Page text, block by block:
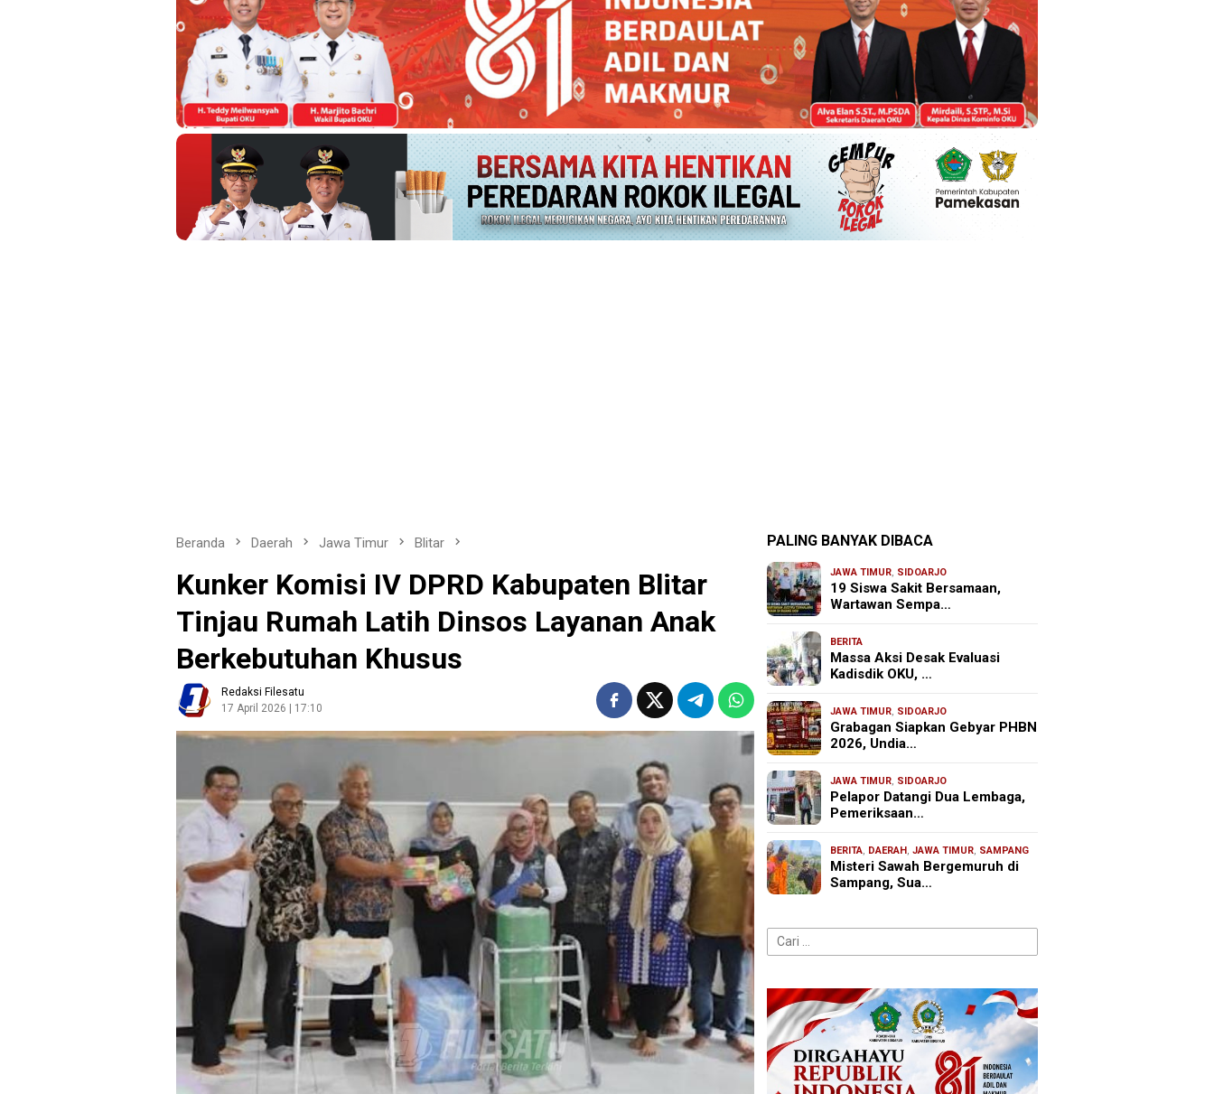
Beranda Daerah Jawa Timur Blitar
Kunker Komisi IV DPRD Kabupaten Blitar
Tinjau Rumah Latih Dinsos Layanan Anak
Berkebutuhan Khusus
Redaksi Filesatu
17 April 2026 | 17:10
PALING BANYAK DIBACA
JAWA TIMUR, SIDOARJO
19 Siswa Sakit Bersamaan,
Wartawan Sempa…
BERITA
Massa Aksi Desak Evaluasi
Kadisdik OKU, …
JAWA TIMUR, SIDOARJO
Grabagan Siapkan Gebyar PHBN
2026, Undia…
JAWA TIMUR, SIDOARJO
Pelapor Datangi Dua Lembaga,
Pemeriksaan…
BERITA, DAERAH,JAWA TIMUR, SAMPANG
Misteri Sawah Bergemuruh di
Sampang, Sua…
Cari
untuk: